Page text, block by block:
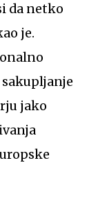
da netko
je.
jako